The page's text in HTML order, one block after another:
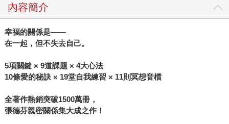
內容簡介
幸福的關係是——
在一起，但不失去自己。
5項關鍵 × 9道課題 × 4大心法
10條愛的秘訣 × 19堂自我練習 × 11則冥想音檔
全著作熱銷突破1500萬冊，
張德芬親密關係集大成之作！